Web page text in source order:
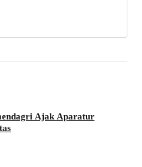
Ajak Aparatur